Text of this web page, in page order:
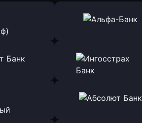
заявку
Оправить заявку
в Альфа-Банк
Банк
Оправить заявку